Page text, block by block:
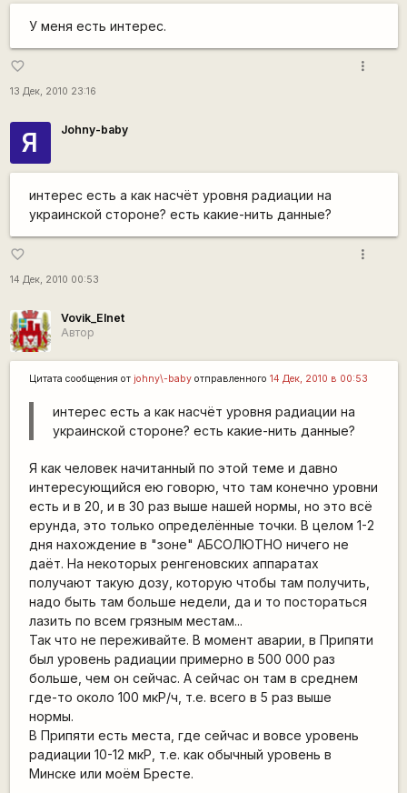
У меня есть интерес.
favorite_border
13 Дек, 2010 23:16
more_vert
Я Johny-baby
интерес есть а как насчёт уровня радиации на
украинской стороне? есть какие-нить данные?
favorite_border
14 Дек, 2010 00:53
more_vert
Vovik_Elnet
Автор
Цитата сообщения от johny\-babyотправленного 14 Дек, 2010 в 00:53
интерес есть а как насчёт уровня радиации на
украинской стороне? есть какие-нить данные?
Я как человек начитанный по этой теме и давно
интересующийся ею говорю, что там конечно уровни
есть и в 20, и в 30 раз выше нашей нормы, но это всё
ерунда, это только определённые точки. В целом 1-2
дня нахождение в "зоне" АБСОЛЮТНО ничего не
даёт. На некоторых ренгеновских аппаратах
получают такую дозу, которую чтобы там получить,
надо быть там больше недели, да и то постораться
лазить по всем грязным местам...
Так что не переживайте. В момент аварии, в Припяти
был уровень радиации примерно в 500 000 раз
больше, чем он сейчас. А сейчас он там в среднем
где-то около 100 мкР/ч, т.е. всего в 5 раз выше
нормы.
В Припяти есть места, где сейчас и вовсе уровень
радиации 10-12 мкР, т.е. как обычный уровень в
Минске или моём Бресте.